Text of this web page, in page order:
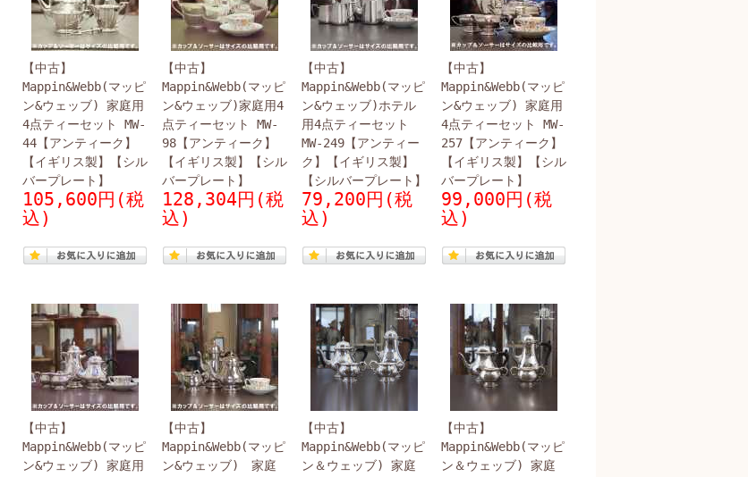
【中古】
Mappin&Webb(マッピ
ン&ウェッブ) 家庭用
4点ティーセット MW-
44【アンティーク】
【イギリス製】【シル
バープレート】
105,600円(税
込)
【中古】
Mappin&Webb(マッピ
ン&ウェッブ)家庭用4
点ティーセット MW-
98【アンティーク】
【イギリス製】【シル
バープレート】
128,304円(税
込)
【中古】
Mappin&Webb(マッピ
ン&ウェッブ)ホテル
用4点ティーセット
MW-249【アンティー
ク】【イギリス製】
【シルバープレート】
79,200円(税
込)
【中古】
Mappin&Webb(マッピ
ン&ウェッブ) 家庭用
4点ティーセット MW-
257【アンティーク】
【イギリス製】【シル
バープレート】
99,000円(税
込)
【中古】
Mappin&Webb(マッピ
ン&ウェッブ) 家庭用
【中古】
Mappin&Webb(マッピ
ン&ウェッブ) 家庭
【中古】
Mappin&Webb(マッピ
ン＆ウェッブ) 家庭
【中古】
Mappin&Webb(マッピ
ン＆ウェッブ) 家庭